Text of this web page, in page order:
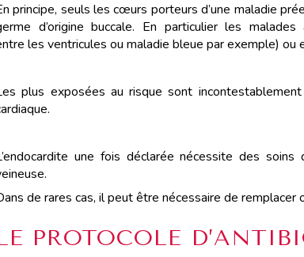
principe, seuls les cœurs porteurs d’une maladie
d’origine buccale. En particulier les
les ventricules ou maladie bleue par exemple) ou
plus exposées au risque sont
une fois déclarée nécessite des
de rares cas, il peut être nécessaire de remplacer
PROTOCOLE